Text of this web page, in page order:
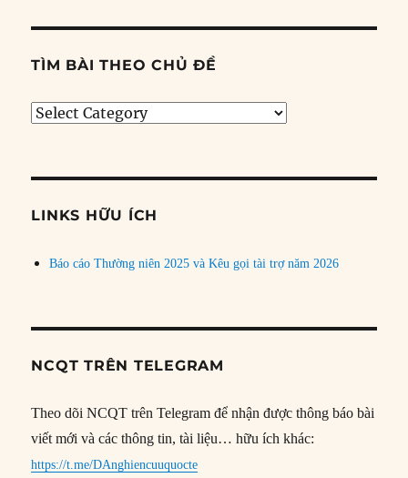
TÌM BÀI THEO CHỦ ĐỀ
Tìm
đề
LINKS HỮU ÍCH
Báo cáo Thường niên 2025 và Kêu gọi tài trợ năm 2026
NCQT TRÊN TELEGRAM
Theo dõi NCQT trên Telegram để nhận được thông báo bài
viết mới và các thông tin, tài liệu… hữu ích khác:
https://t.me/DAnghiencuuquocte